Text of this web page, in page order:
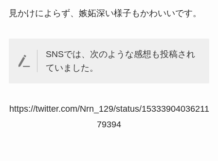
見かけによらず、嫉妬深い様子もかわいいです。
SNSでは、次のような感想も投稿され
ていました。
https://twitter.com/Nrn_129/status/15333904036211
79394